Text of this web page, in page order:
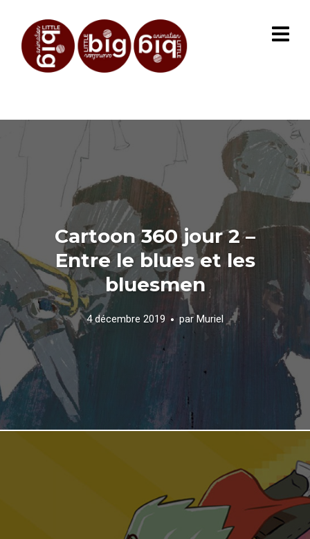
Cartoon 360 jour 2 –
Entre le blues et les
bluesmen
4 décembre 2019 parMuriel